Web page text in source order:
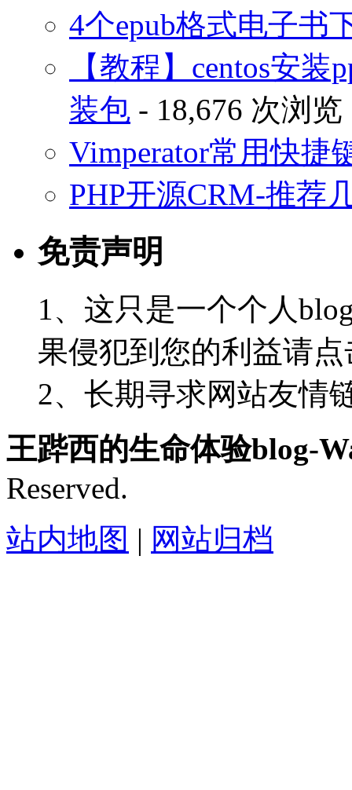
4个epub格式电子书
【教程】centos安
装包 - 18,676 次浏览
Vimperator常用快捷
PHP开源CRM-推荐
免责声明
1、这只是一个个人
果侵犯到您的利益请
2、长期寻求网站友情
王跸西的生命体验blog-
Reserved.
站内地图 | 网站归档